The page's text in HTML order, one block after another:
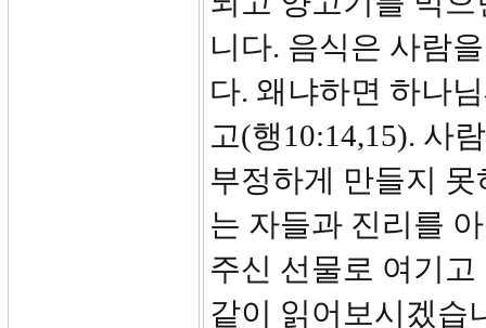
니다. 음식은 사람
다. 왜냐하면 하나
고(행10:14,15). 사
부정하게 만들지
는 자들과 진리를
주신 선물로 여기
같이 읽어보시겠습